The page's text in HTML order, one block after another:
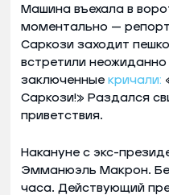
Машина въехала в
моментально —
Саркози заходит
встретили неожиданно
заключенные кричали:
Саркози!» Раздался
приветствия.
Накануне с экс-
Эмманюэль Макрон.
часа. Действующий